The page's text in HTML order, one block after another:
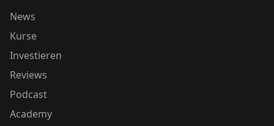
News
Kurse
Investieren
Reviews
Podcast
Academy